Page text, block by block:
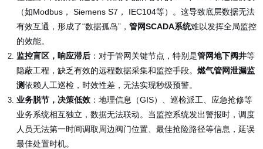
（如Modbus， Siemens S7， IEC104等）。这导致底层数据无法
有效互通，形成了“数据孤岛”， 管网SCADA系统难以发挥全局监控
的效能。
监控盲区，响应滞后 ：对于管网关键节点，特别是管网地下阀井等
隐蔽工程，缺乏有效的远程数据采集和监控手段。 燃气管网泄漏监
测依赖人工巡检，时效性差，无法实现秒级预警。
业务脱节，决策低效 ：地理信息（GIS）、巡检派工、应急抢修等
业务系统相互独立，数据无法联动。当监控系统发出警报时，调度
人员无法第一时间调取周边阀门位置、最佳抢险路径等信息，延误
最佳处置时机。